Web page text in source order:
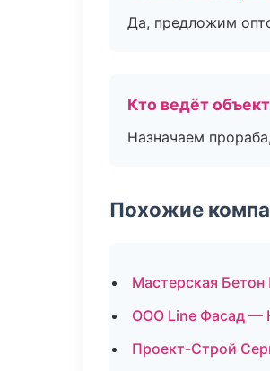
Да, предложим
Кто ведёт
Назначаем
Похожие
Мастерская
ООО Line Фасад —
Проект-Строй